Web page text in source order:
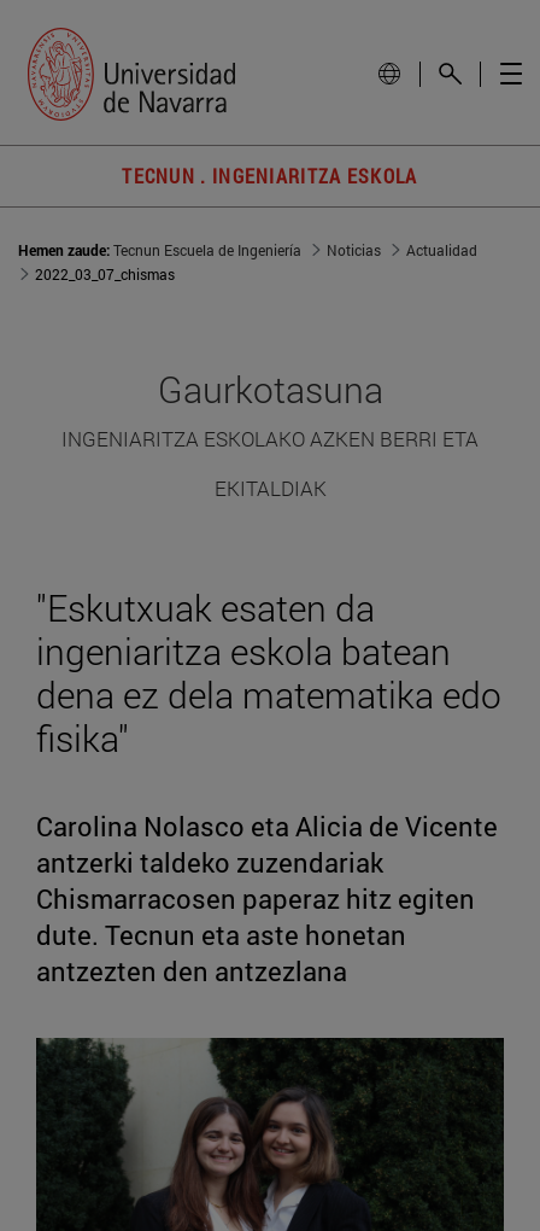
TECNUN . INGENIARITZA ESKOLA
Hemen zaude:Tecnun Escuela de Ingeniería Noticias
Actualidad
2022_03_07_chismas
Gaurkotasuna
INGENIARITZA ESKOLAKO AZKEN BERRI ETA
EKITALDIAK
"Eskutxuak esaten da
ingeniaritza eskola batean
dena ez dela matematika edo
fisika"
Carolina Nolasco eta Alicia de Vicente
antzerki taldeko zuzendariak
Chismarracosen paperaz hitz egiten
dute. Tecnun eta aste honetan
antzezten den antzezlana